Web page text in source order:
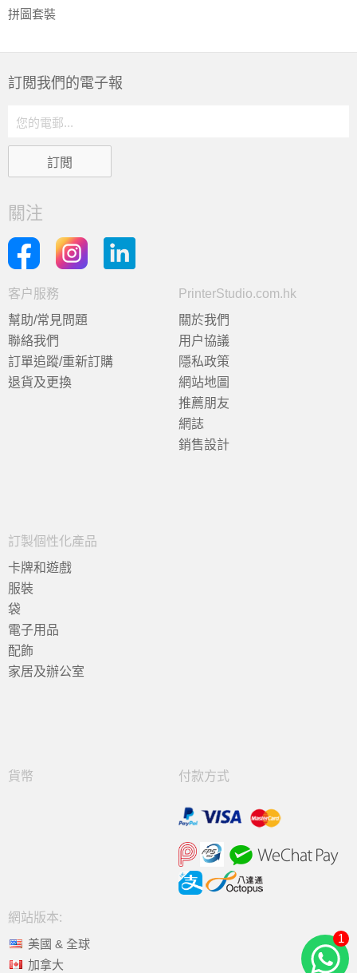
拼圖套裝
訂閲我們的電子報
關注
客户服務
幫助/常見問題
聯絡我們
訂單追蹤/重新訂購
退貨及更換
PrinterStudio.com.hk
關於我們
用户協議
隱私政策
網站地圖
推薦朋友
網誌
銷售設計
訂製個性化產品
卡牌和遊戲
服裝
袋
電子用品
配飾
家居及辦公室
貨幣 付款方式
網站版本:
美國 & 全球
加拿大
1